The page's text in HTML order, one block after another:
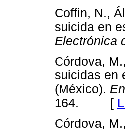
Coffin, N.,
suicida en
Electrónica
Córdova,
suicidas en
(México).
164. [
Córdova,